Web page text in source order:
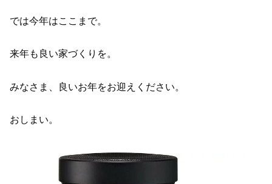
では今年はここまで。
来年も良い家づくりを。
みなさま、良いお年をお迎えください。
おしまい。